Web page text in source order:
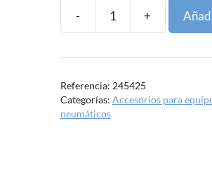
-
ASM
cantidad
+
Referencia: 245425
Categorías: Accesorios para
neumáticos